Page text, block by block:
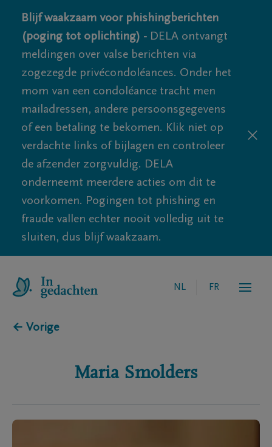
Blijf waakzaam voor phishingberichten
(poging tot oplichting) - DELA ontvangt
meldingen over valse berichten via
zogezegde privécondoléances. Onder het
mom van een condoléance tracht men
mailadressen, andere persoonsgegevens
of een betaling te bekomen. Klik niet op
verdachte links of bijlagen en controleer
de afzender zorgvuldig. DELA
onderneemt meerdere acties om dit te
voorkomen. Pogingen tot phishing en
fraude vallen echter nooit volledig uit te
sluiten, dus blijf waakzaam.
NL FR
← Vorige
Maria Smolders